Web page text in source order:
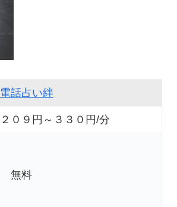
電話占い絆
２０９円～３３０円/分
無料